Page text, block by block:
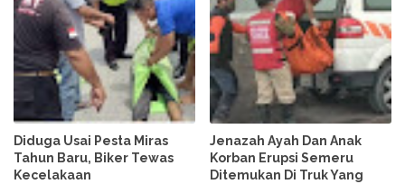
Diduga Usai Pesta Miras
Tahun Baru, Biker Tewas
Kecelakaan
Jenazah Ayah Dan Anak
Korban Erupsi Semeru
Ditemukan Di Truk Yang